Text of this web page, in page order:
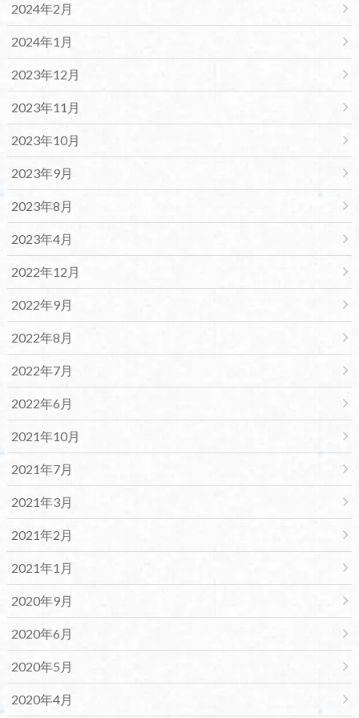
2024年2月
2024年1月
2023年12月
2023年11月
2023年10月
2023年9月
2023年8月
2023年4月
2022年12月
2022年9月
2022年8月
2022年7月
2022年6月
2021年10月
2021年7月
2021年3月
2021年2月
2021年1月
2020年9月
2020年6月
2020年5月
2020年4月